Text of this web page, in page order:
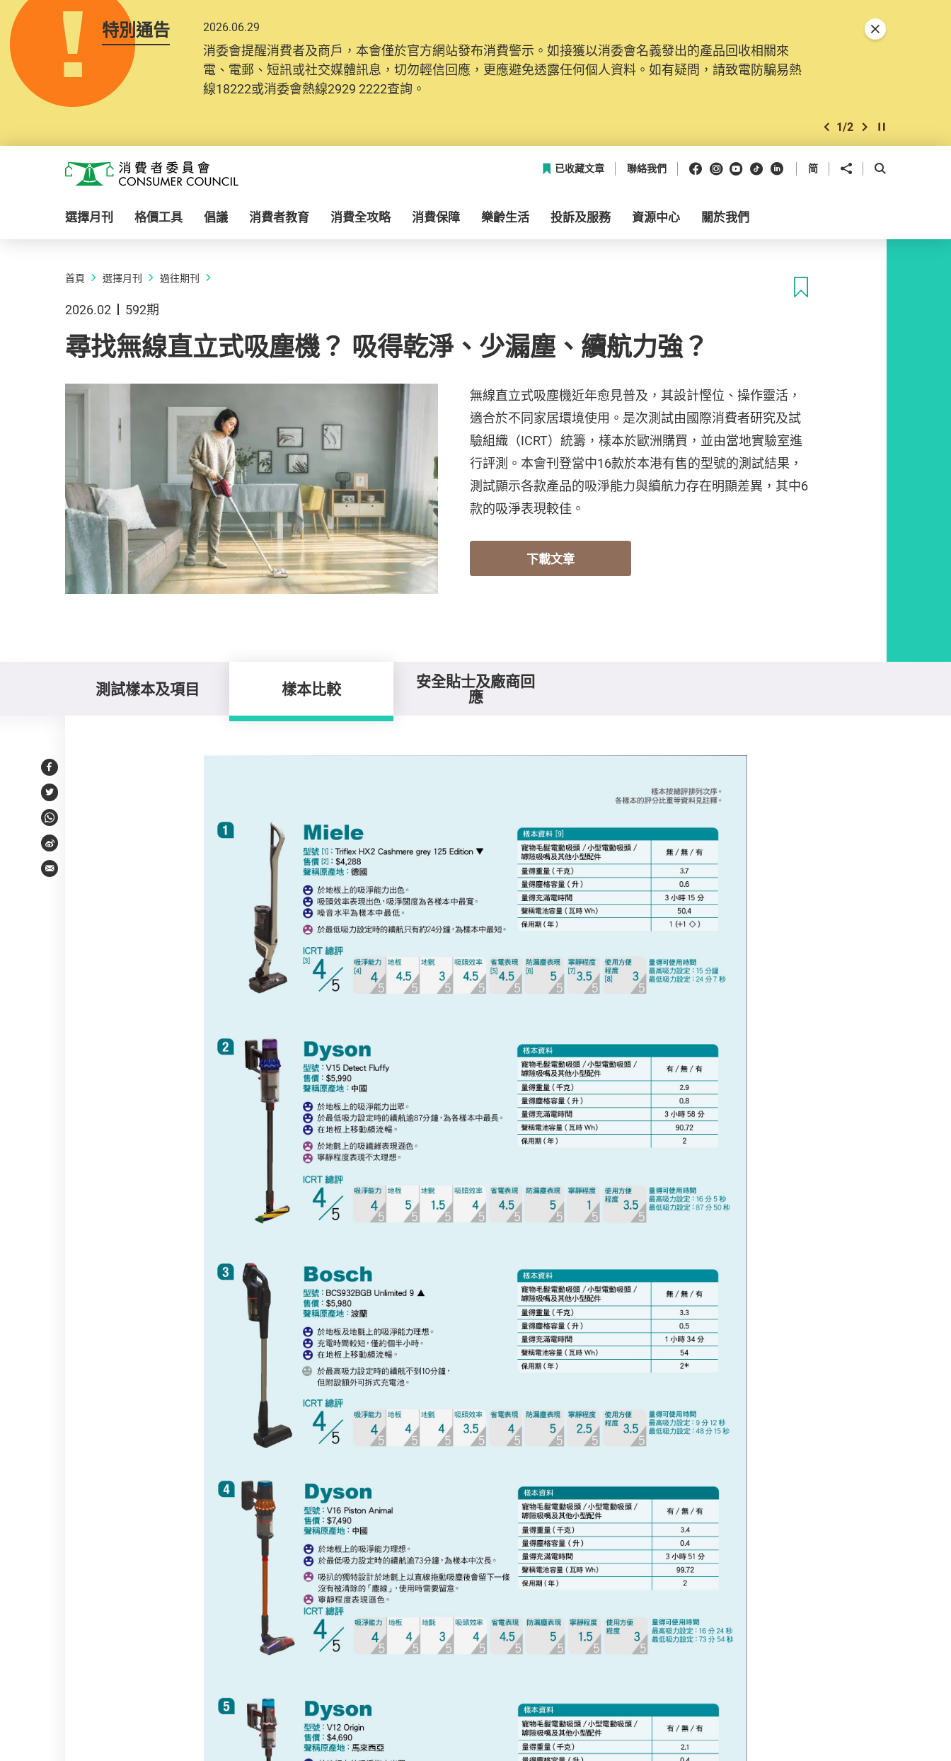
特別通告 2026.06.29
消委會提醒消費者及商戶，本會僅於官方網站發布消費警示。如接獲以消委會名義發出的產品回收相關來
電、電郵、短訊或社交媒體訊息，切勿輕信回應，更應避免透露任何個人資料。如有疑問，請致電防騙易熱
線18222或消委會熱線2929 2222查詢。
上一個
1/2 下一個開始/暫停幻燈
關閉特別通告
消費者委員會
已收藏文章 聯絡我們 Facebook
Instagram
Youtube
抖音領英 简 分享到 開啟搜尋框
選擇月刊 格價工具 倡議 消費者教育 消費全攻略 消費保障 樂齡生活 投訴及服務 資源中心 關於我們
首頁 選擇月刊 過往期刊
2026.02 592期
尋找無線直立式吸塵機？ 吸得乾淨、少漏塵、續航力強？
無線直立式吸塵機近年愈見普及，其設計慳位、操作靈活，
適合於不同家居環境使用。是次測試由國際消費者研究及試
驗組織（ICRT）統籌，樣本於歐洲購買，並由當地實驗室進
行評測。本會刊登當中16款於本港有售的型號的測試結果，
測試顯示各款產品的吸淨能力與續航力存在明顯差異，其中6
款的吸淨表現較佳。
下載文章
測試樣本及項目 樣本比較 安全貼士及廠商回
應
Facebook
Twitter
WhatsApp
Weibo
Email